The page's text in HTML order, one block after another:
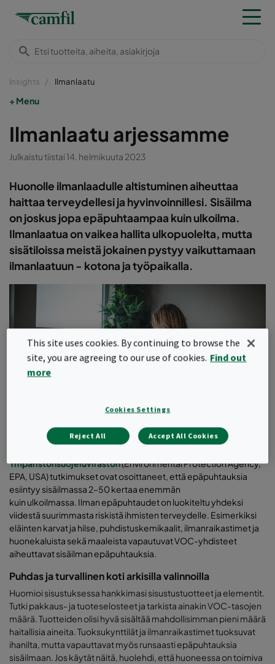
Insights Ilmanlaatu
Menu
Ilmanlaatu arjessamme
Julkaistu tiistai 14. helmikuuta 2023
Huonolle ilmanlaadulle altistuminen aiheuttaa
haittaa terveydellesi ja hyvinvoinnillesi. Sisäilma
on joskus jopa epäpuhtaampaa kuin ulkoilma.
Ilmanlaatua on vaikea hallita ulkopuolelta, mutta
sisätiloissa meistä jokainen pystyy vaikuttamaan
ilmanlaatuun - kotona ja työpaikalla.
Ympäristönsuojeluviraston(Environmental Protection Agency,
EPA, USA) tutkimukset ovat osoittaneet, että epäpuhtauksia
esiintyy sisäilmassa 2–50 kertaa enemmän
kuin ulkoilmassa. Ilman epäpuhtaudet on luokiteltu yhdeksi
viidestä suurimmasta riskistä ihmisten terveydelle. Esimerkiksi
eläinten karvat ja hilse, puhdistuskemikaalit, ilmanraikastimet ja
huonekaluista sekä maaleista vapautuvat VOC-yhdisteet
aiheuttavat sisäilman epäpuhtauksia.
Puhdas ja turvallinen koti arkisilla valinnoilla
Huomioi sisustuksessa hankkimasi sisustustuotteet ja elementit.
Tutki pakkaus- ja tuoteselosteet ja tarkista ainakin VOC-tasojen
määrä. Tuotteiden olisi hyvä sisältää mahdollisimman pieni määrä
haitallisia aineita. Tuoksukynttilät ja ilmanraikastimet tuoksuvat
ihanilta, mutta vapauttavat myös runsaasti epäpuhtauksia
sisäilmaan. Jos käytät näitä, huolehdi, että huoneessa on toimiva
This site uses cookies. By continuing to browse the
site, you are agreeing to our use of cookies. Find out
more
Cookies Settings
Reject All Accept All Cookies